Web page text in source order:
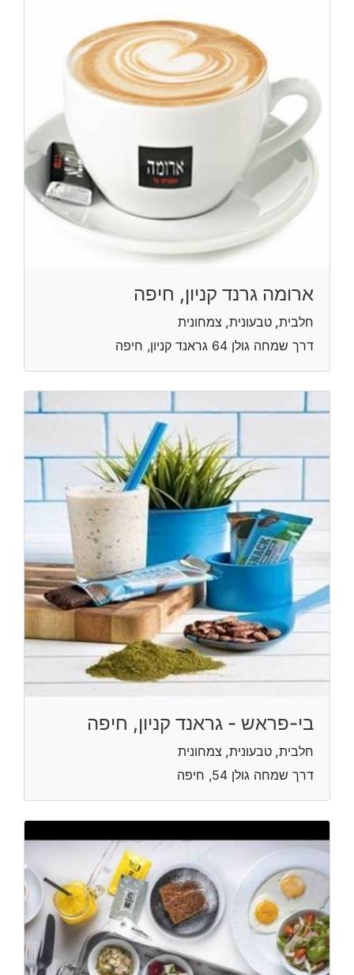
ארומה גרנד קניון, חיפה
חלבית, טבעונית, צמחונית
דרך שמחה גולן 64 גראנד קניון, חיפה
בי-פראש - גראנד קניון, חיפה
חלבית, טבעונית, צמחונית
דרך שמחה גולן 54, חיפה